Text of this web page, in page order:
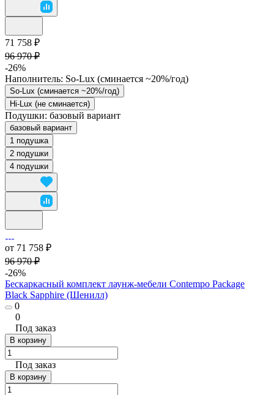
71 758 ₽
96 970 ₽
-26%
Наполнитель: So-Lux (cминается ~20%/год)
So-Lux (cминается ~20%/год)
Hi-Lux (не сминается)
Подушки: базовый вариант
базовый вариант
1 подушка
2 подушки
4 подушки
от 71 758 ₽
96 970 ₽
-26%
Бескаркасный комплект лаунж-мебели Contempo Package
Black Sapphire (Шенилл)
0
0
Под заказ
В корзину
Под заказ
В корзину